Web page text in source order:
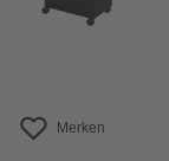
Merken